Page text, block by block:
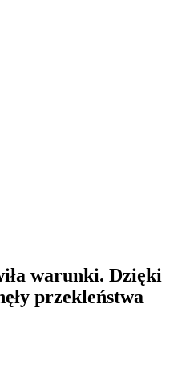
warunki. Dzięki
przekleństwa